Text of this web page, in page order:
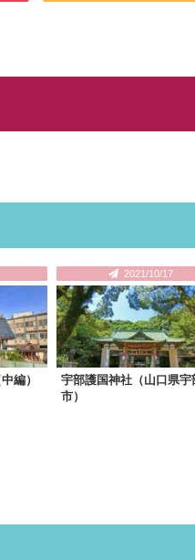
編）
2021/10/17
宇部護国神社（山口県宇
市）